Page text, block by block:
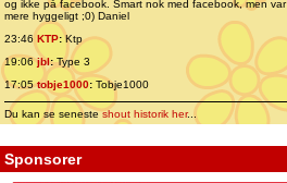
og ikke på facebook. Smart nok med facebook, men var
mere hyggeligt ;0) Daniel
23:46 KTP:Ktp
19:06jbl:Type 3
17:05tobje1000: Tobje1000
Du kan se senesteshout historik her...
Sponsorer